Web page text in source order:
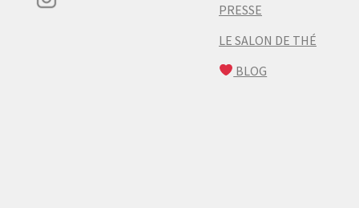
PRESSE
LE SALON DE THÉ
BLOG